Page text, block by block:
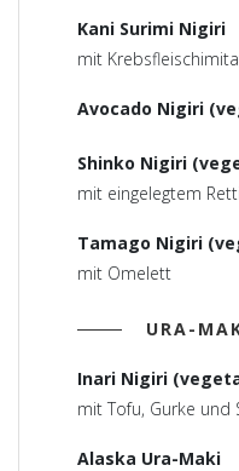
Kani Surimi Nigiri
mit
Avocado Nigiri
Shinko Nigiri
mit eingelegtem
Tamago Nigiri
mit Omelett
URA-
Inari Nigiri
mit Tofu, Gurke und
Alaska Ura-Maki